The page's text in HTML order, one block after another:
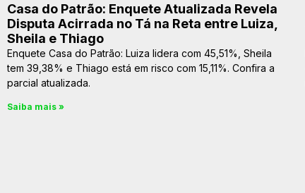
Casa do Patrão: Enquete Atualizada Revela
Disputa Acirrada no Tá na Reta entre Luiza,
Sheila e Thiago
Enquete Casa do Patrão: Luiza lidera com 45,51%, Sheila
tem 39,38% e Thiago está em risco com 15,11%. Confira a
parcial atualizada.
Saiba mais »